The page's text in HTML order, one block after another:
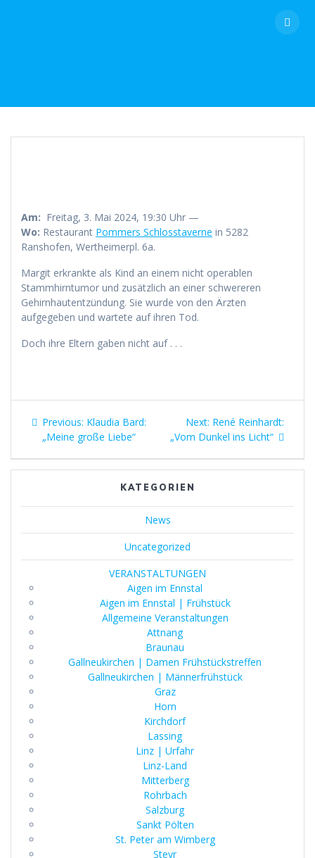
Am: Freitag, 3. Mai 2024, 19:30 Uhr —
Wo: Restaurant Pommers Schlosstaverne in 5282
Ranshofen, Wertheimerpl. 6a.
Margit erkrankte als Kind an einem nicht operablen
Stammhirntumor und zusätzlich an einer schwereren
Gehirnhautentzündung. Sie wurde von den Ärzten
aufgegeben und wartete auf ihren Tod.
Doch ihre Eltern gaben nicht auf . . .
Beitragsnavigation
Previous: Previous
post:
Klaudia Bard:
„Meine große Liebe“
Next: Next
post:
René Reinhardt:
„Vom Dunkel ins Licht“
KATEGORIEN
News
Uncategorized
VERANSTALTUNGEN
Aigen im Ennstal
Aigen im Ennstal | Frühstück
Allgemeine Veranstaltungen
Attnang
Braunau
Gallneukirchen | Damen Frühstückstreffen
Gallneukirchen | Männerfrühstück
Graz
Horn
Kirchdorf
Lassing
Linz | Urfahr
Linz-Land
Mitterberg
Rohrbach
Salzburg
Sankt Pölten
St. Peter am Wimberg
Steyr